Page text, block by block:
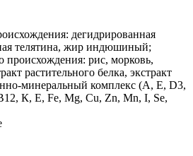
дегидрированная
телятина, жир индюшиный;
происхождения: рис, морковь,
растительного белка, экстракт
минеральный комплекс (А, E, D3,
К, Е, Fe, Mg, Cu, Zn, Mn, I, Se,